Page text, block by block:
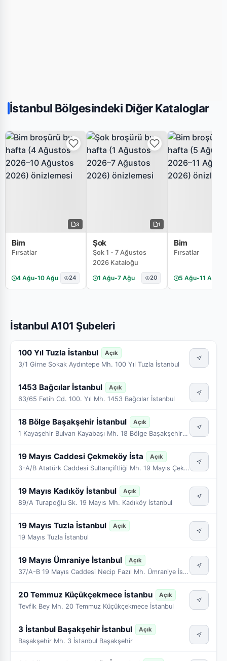
İstanbul Bölgesindeki Diğer Kataloglar
3
Bim
Fırsatlar
4 Ağu-10 Ağu 24
1
Şok
Şok 1 - 7 Ağustos
2026 Kataloğu
1 Ağu-7 Ağu 20
Bim
Fırsatlar
5 Ağu-11 Ağu
İstanbul A101 Şubeleri
100 Yıl Tuzla İstanbul Açık
3/1 Girne Sokak Aydıntepe Mh. 100 Yıl Tuzla İstanbul
1453 Bağcılar İstanbul Açık
63/65 Fetih Cd. 100. Yıl Mh. 1453 Bağcılar İstanbul
18 Bölge Başakşehir İstanbul Açık
1 Kayaşehir Bulvarı Kayabaşı Mh. 18 Bölge Başakşehir İstanbul
19 Mayıs Caddesi Çekmeköy İsta Açık
3-A/B Atatürk Caddesi Sultançiftliği Mh. 19 Mayıs Çekmeköy İstanbul
19 Mayıs Kadıköy İstanbul Açık
89/A Turapoğlu Sk. 19 Mayıs Mh. Kadıköy İstanbul
19 Mayıs Tuzla İstanbul Açık
19 Mayıs Tuzla İstanbul
19 Mayıs Ümraniye İstanbul Açık
37/A-B 19 Mayıs Caddesi Necip Fazıl Mh. Ümraniye İstanbul
20 Temmuz Küçükçekmece İstanbu Açık
Tevfik Bey Mh. 20 Temmuz Küçükçekmece İstanbul
3 İstanbul Başakşehir İstanbul Açık
Başakşehir Mh. 3 İstanbul Başakşehir